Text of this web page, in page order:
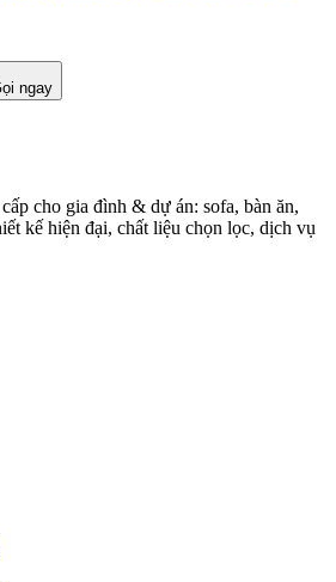
ngay
cho gia đình & dự án: sofa, bàn ăn,
kế hiện đại, chất liệu chọn lọc, dịch vụ